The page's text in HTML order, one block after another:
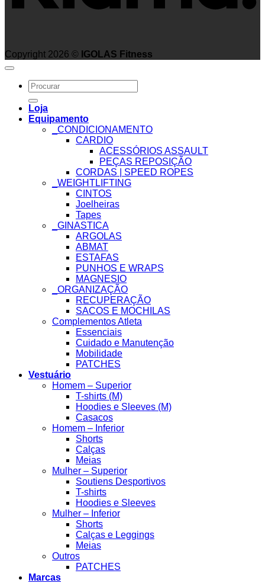
Copyright 2026 © IGOLAS Fitness
Search
for:
Loja
Equipamento
_CONDICIONAMENTO
CARDIO
ACESSÓRIOS ASSAULT
PEÇAS REPOSIÇÃO
CORDAS | SPEED ROPES
_WEIGHTLIFTING
CINTOS
Joelheiras
Tapes
_GINASTICA
ARGOLAS
ABMAT
ESTAFAS
PUNHOS E WRAPS
MAGNESIO
_ORGANIZAÇÃO
RECUPERAÇÃO
SACOS E MOCHILAS
Complementos Atleta
Essenciais
Cuidado e Manutenção
Mobilidade
PATCHES
Vestuário
Homem – Superior
T-shirts (M)
Hoodies e Sleeves (M)
Casacos
Homem – Inferior
Shorts
Calças
Meias
Mulher – Superior
Soutiens Desportivos
T-shirts
Hoodies e Sleeves
Mulher – Inferior
Shorts
Calças e Leggings
Meias
Outros
PATCHES
Marcas